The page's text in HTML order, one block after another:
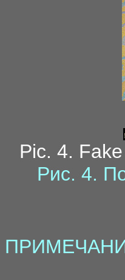
Pic. 4.
Pиc. 4.